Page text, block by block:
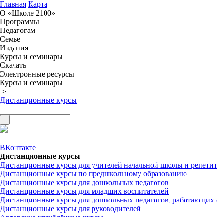
Главная Карта
О «Школе 2100»
Программы
Педагогам
Семье
Издания
Курсы и семинары
Скачать
Электронные ресурсы
Курсы и семинары
>
Дистанционные курсы
ВКонтакте
Дистанционные курсы
Дистанционные курсы для учителей начальной школы и
Дистанционные курсы по предшкольному образованию
Дистанционные курсы для дошкольных педагогов
Дистанционные курсы для младших воспитателей
Дистанционные курсы для дошкольных педагогов, работающих
Дистанционные курсы для руководителей